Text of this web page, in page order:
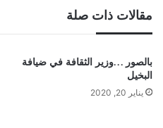
مقالات ذات صلة
بالصور …وزير الثقافة في ضيافة
البخيل
يناير 20, 2020